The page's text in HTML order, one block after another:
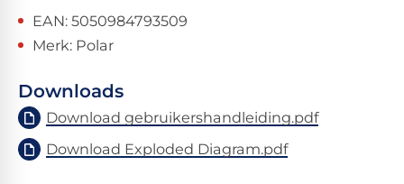
EAN: 5050984793509
Merk: Polar
Downloads
Download gebruikershandleiding.pdf
Download Exploded Diagram.pdf